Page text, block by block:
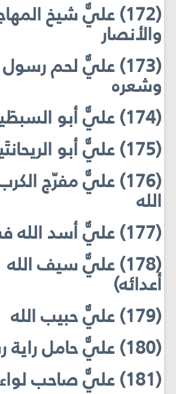
(172) عليٌّ شيخ
والأنصار
(173) عليٌّ لحم
وشعره
(174) عليٌّ أبو السبطَين
(175) عليٌّ أبو الريحانتَين
(176) عليٌّ مفرّج
الله
(177) عليٌّ أسد الله في أرضه
(178) عليٌّ سيف
أعدائه)
(179) عليٌّ حبيب الله
(180) عليٌّ حامل راية رسول الله
(181) عليٌّ صاحب لواء الحمد